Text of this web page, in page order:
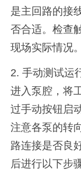
是主回路的接
否合适。检查
现场实际情况。
2. 手动测试运
进入泵腔，将
过手动按钮启
注意各泵的转
路连接是否良
后进行以下步骤